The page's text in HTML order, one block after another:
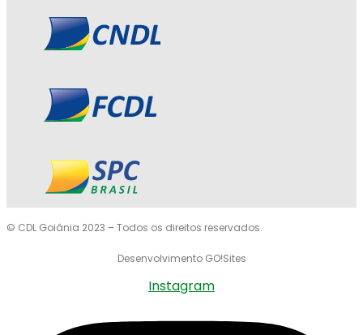
© CDL Goiânia 2023 – Todos os direitos reservados.
Desenvolvimento GO!Sites
Instagram